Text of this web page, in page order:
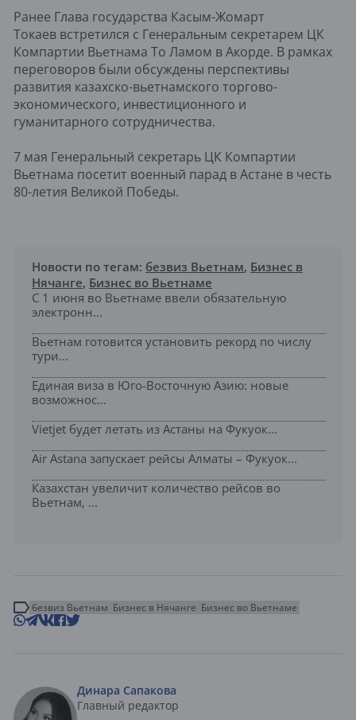
Ранее Глава государства Касым-Жомарт
Токаев встретился с Генеральным секретарем ЦК
Компартии Вьетнама То Ламом в Акорде. В рамках
переговоров были обсуждены перспективы
развития казахско-вьетнамского торгово-
экономического, инвестиционного и
гуманитарного сотрудничества.
7 мая Генеральный секретарь ЦК Компартии
Вьетнама посетит военный парад в Астане в честь
80-летия Великой Победы.
Новости по тегам: безвиз Вьетнам, Бизнес в
Нячанге, Бизнес во Вьетнаме
С 1 июня во Вьетнаме ввели обязательную
электронн...
Вьетнам готовится установить рекорд по числу
тури...
Единая виза в Юго-Восточную Азию: новые
возможнос...
Vietjet будет летать из Астаны на Фукуок...
Air Astana запускает рейсы Алматы – Фукуок...
Казахстан увеличит количество рейсов во
Вьетнам, ...
безвиз Вьетнам Бизнес в Нячанге Бизнес во Вьетнаме
Динара Сапакова
Главный редактор